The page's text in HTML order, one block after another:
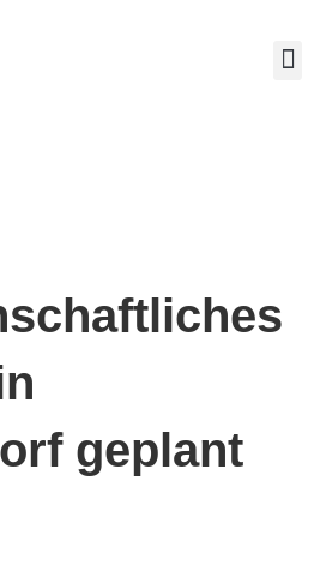
geplant